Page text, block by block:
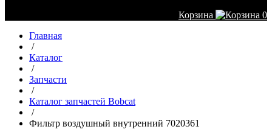
Корзина
0
Главная
/
Каталог
/
Запчасти
/
Каталог запчастей Bobcat
/
Фильтр воздушный внутренний 7020361